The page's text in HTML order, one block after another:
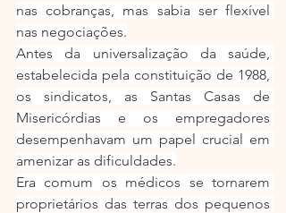
nas cobranças, mas sabia ser flexível
nas negociações.
Antes da universalização da saúde,
estabelecida pela constituição de 1988,
os sindicatos, as Santas Casas de
Misericórdias e os empregadores
desempenhavam um papel crucial em
amenizar as dificuldades.
Era comum os médicos se tornarem
proprietários das terras dos pequenos